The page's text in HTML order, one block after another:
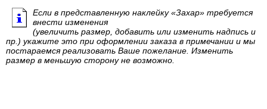
Если в представленную наклейку «Захар» требуется
внести изменения
(увеличить размер, добавить или изменить надпись и
пр.) укажите это при оформлении заказа в примечании и мы
постараемся реализовать Ваше пожелание. Изменить
размер в меньшую сторону не возможно.